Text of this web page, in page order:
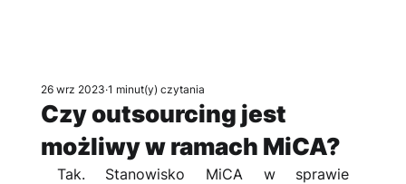
Czy outsourcing jest
możliwy w ramach MiCA?
26 wrz 2023 1 minut(y) czytania
Tak. Stanowisko MiCA w sprawie